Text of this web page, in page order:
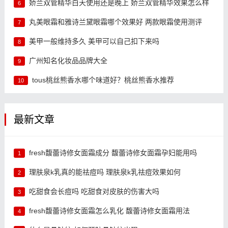
6 娇兰双管精华白天使用还是晚上 娇兰双管精华效果怎么样
7 丸美眼霜和雅诗兰黛眼霜哪个效果好 两款眼霜使用测评
8 美甲一般维持多久 美甲可以自己扣下来吗
9 广州知名化妆品品牌大全
10 tous桃丝熊香水哪个味道好？桃丝熊香水推荐
最新文章
1 fresh馥蕾诗修女面霜成分 馥蕾诗修女面霜孕妇能用吗
2 理肤泉k乳真的能祛痘吗 理肤泉k乳祛痘效果如何
3 吃甜食会长痘吗 吃甜食对皮肤的伤害大吗
4 fresh馥蕾诗修女面霜怎么乳化 馥蕾诗修女面霜用法